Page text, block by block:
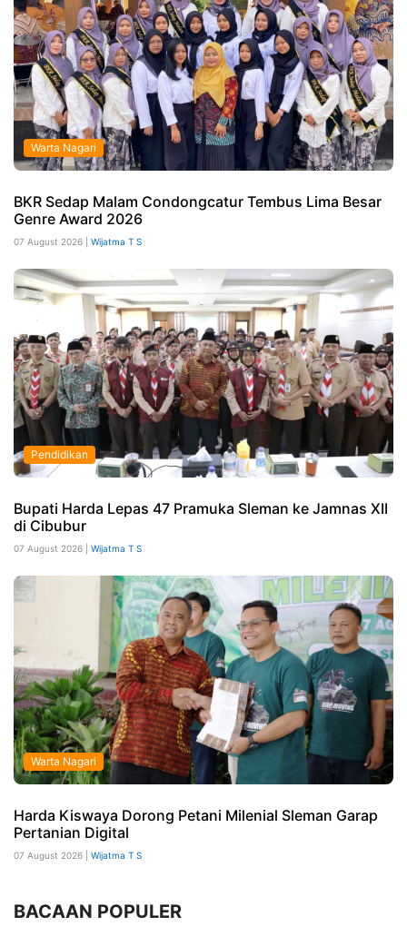
Warta Nagari
BKR Sedap Malam Condongcatur Tembus Lima Besar
Genre Award 2026
07 August 2026 | Wijatma T S
Pendidikan
Bupati Harda Lepas 47 Pramuka Sleman ke Jamnas XII
di Cibubur
07 August 2026 | Wijatma T S
Warta Nagari
Harda Kiswaya Dorong Petani Milenial Sleman Garap
Pertanian Digital
07 August 2026 | Wijatma T S
BACAAN POPULER